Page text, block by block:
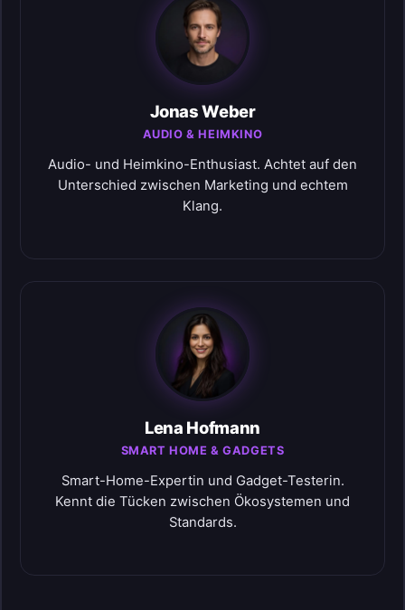
Jonas Weber
AUDIO & HEIMKINO
Audio- und Heimkino-Enthusiast. Achtet auf den
Unterschied zwischen Marketing und echtem
Klang.
Lena Hofmann
SMART HOME & GADGETS
Smart-Home-Expertin und Gadget-Testerin.
Kennt die Tücken zwischen Ökosystemen und
Standards.